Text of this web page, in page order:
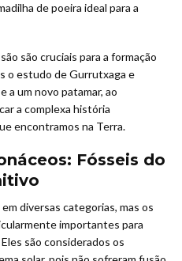
de poeira ideal para a
são cruciais para a formação
o estudo de Gurrutxaga e
a um novo patamar, ao
a complexa história
encontramos na Terra.
Fósseis do
diversas categorias, mas os
importantes para
são considerados os